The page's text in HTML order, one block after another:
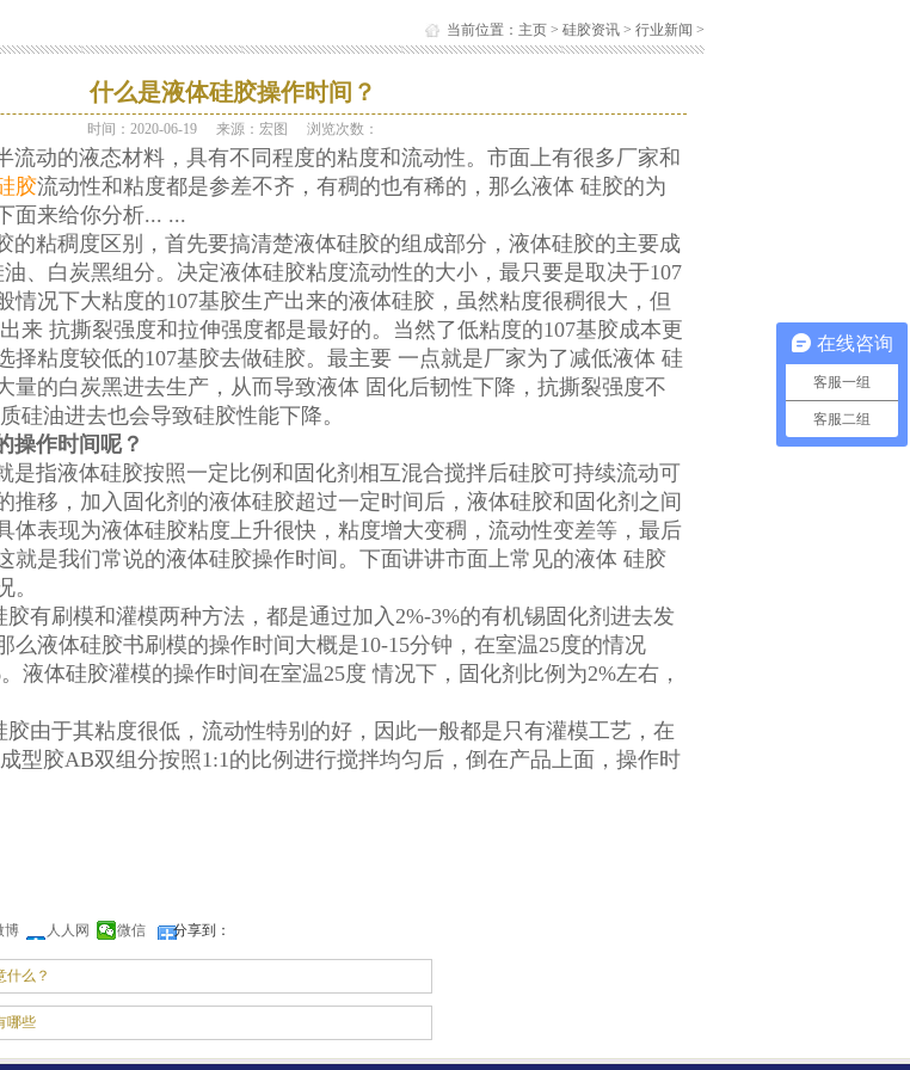
当前位置： 主页 > 硅胶资讯 > 行业新闻 >
什么是液体硅胶操作时间？
时间：2020-06-19 来源：宏图 浏览次数：
动的液态材料，具有不同程度的粘度和流动性。市面上有很多厂家和
胶流动性和粘度都是参差不齐，有稠的也有稀的，那么液体 硅胶的为
面来给你分析... ...
粘稠度区别，首先要搞清楚液体硅胶的组成部分，液体硅胶的主要成
、白炭黑组分。决定液体硅胶粘度流动性的大小，最只要是取决于107
情况下大粘度的107基胶生产出来的液体硅胶，虽然粘度很稠很大，但
来 抗撕裂强度和拉伸强度都是最好的。当然了低粘度的107基胶成本更
择粘度较低的107基胶去做硅胶。最主要 一点就是厂家为了减低液体 硅
量的白炭黑进去生产，从而导致液体 固化后韧性下降，抗撕裂强度不
硅油进去也会导致硅胶性能下降。
操作时间呢？
指液体硅胶按照一定比例和固化剂相互混合搅拌后硅胶可持续流动可
推移，加入固化剂的液体硅胶超过一定时间后，液体硅胶和固化剂之间
体表现为液体硅胶粘度上升很快，粘度增大变稠，流动性变差等，最后
就是我们常说的液体硅胶操作时间。下面讲讲市面上常见的液体 硅胶
。
有刷模和灌模两种方法，都是通过加入2%-3%的有机锡固化剂进去发
么液体硅胶书刷模的操作时间大概是10-15分钟，在室温25度的情况
液体硅胶灌模的操作时间在室温25度 情况下，固化剂比例为2%左右，
由于其粘度很低，流动性特别的好，因此一般都是只有灌模工艺，在
型胶AB双组分按照1:1的比例进行搅拌均匀后，倒在产品上面，操作时
博 人人网 微信 分享到：
什么？
哪些
在线咨询
客服一组
客服二组